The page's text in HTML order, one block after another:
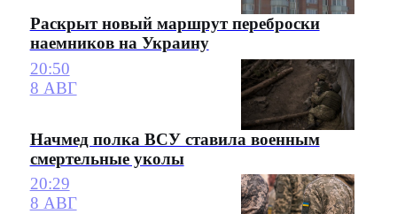
Раскрыт новый маршрут переброски
наемников на Украину
20:50
8 АВГ
Начмед полка ВСУ ставила военным
смертельные уколы
20:29
8 АВГ